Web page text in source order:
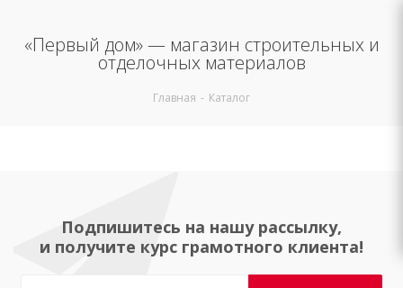
«Первый дом» — магазин строительных и
отделочных материалов
Главная - Каталог
Подпишитесь на нашу рассылку,
и получите курс грамотного клиента!